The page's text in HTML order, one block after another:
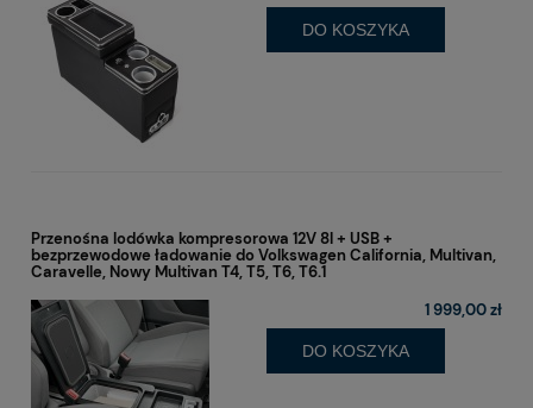
DO KOSZYKA
Przenośna lodówka kompresorowa 12V 8l + USB +
bezprzewodowe ładowanie do Volkswagen California, Multivan,
Caravelle, Nowy Multivan T4, T5, T6, T6.1
1 999,00 zł
DO KOSZYKA